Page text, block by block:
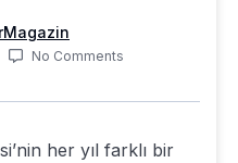
No Comments
her yıl farklı bir